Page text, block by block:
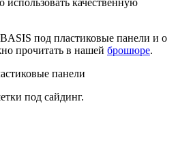
под пластиковые панели и о
прочитать в нашей брошюре.
под сайдинг.